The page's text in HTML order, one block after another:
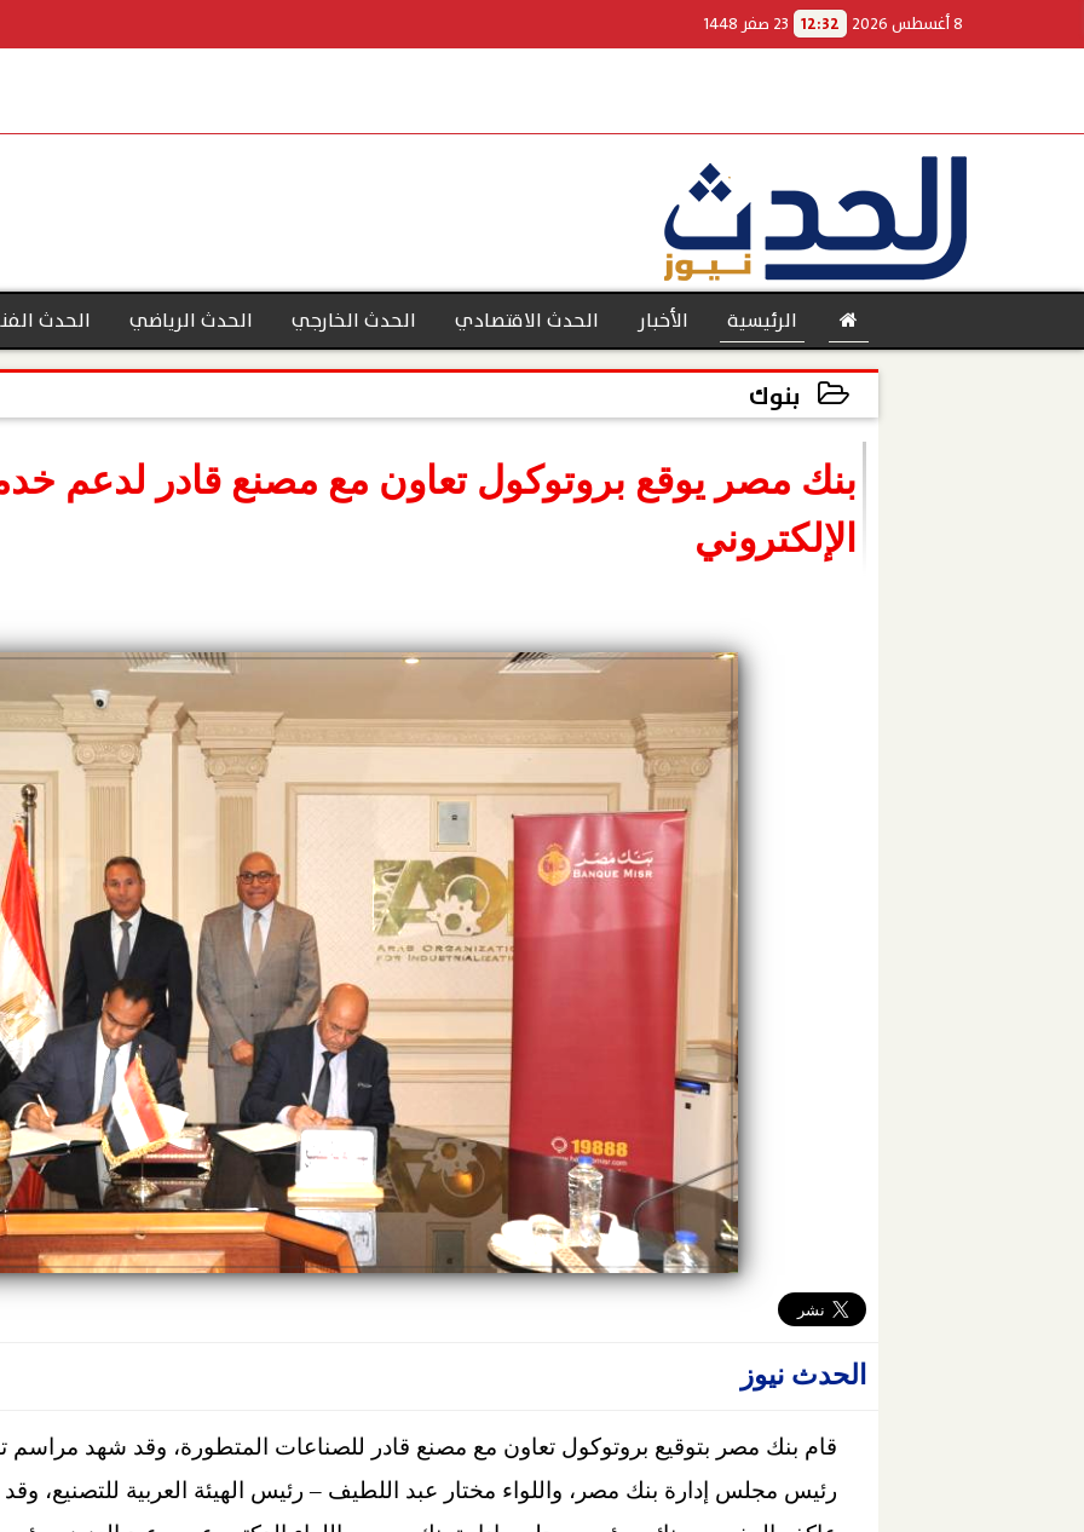
8 أغسطس 2026 12:32 23 صفر 1448
الرئيسية الأخبار الحدث الاقتصادي
بنوك
الحدث الخارجي الحدث الرياضي الحدث
بنوك
بنك مصر يوقع بروتوكول تعاون مع مصنع قادر لدعم
الإلكتروني
الحدث نيوز
قام بنك مصر بتوقيع بروتوكول تعاون مع مصنع قادر للصناعات المتطورة، وقد شهد مراسم
رئيس مجلس إدارة بنك مصر، واللواء مختار عبد اللطيف – رئيس الهيئة العربية للتصنيع،